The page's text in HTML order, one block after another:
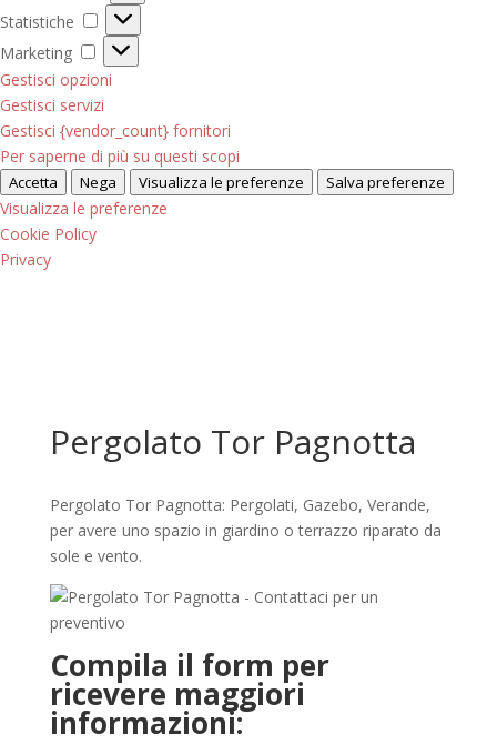
Statistiche
Statistiche
Marketing
Marketing
Gestisci opzioni
Gestisci servizi
Gestisci {vendor_count} fornitori
Per saperne di più su questi scopi
Accetta Nega Visualizza le preferenze Salva preferenze
Visualizza le preferenze
Cookie Policy
Privacy
Pergolato Tor Pagnotta
Pergolato Tor Pagnotta: Pergolati, Gazebo, Verande,
per avere uno spazio in giardino o terrazzo riparato da
sole e vento.
Compila il form per
ricevere maggiori
informazioni: